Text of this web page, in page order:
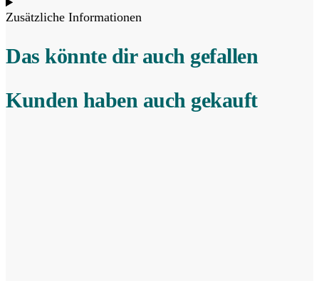
Zusätzliche Informationen
Das könnte dir auch gefallen
Kunden haben auch gekauft